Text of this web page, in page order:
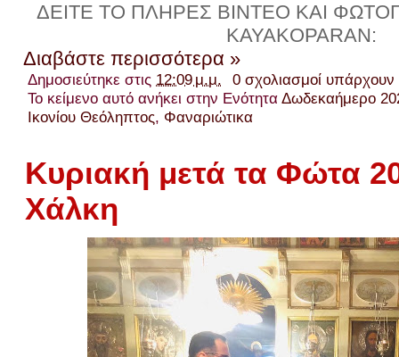
ΔΕΙΤΕ ΤΟ ΠΛΗΡΕΣ ΒΙΝΤΕΟ ΚΑΙ
KAYAKOPARAN:
Διαβάστε περισσότερα »
Δημοσιεύτηκε στις 12:09 μ.μ.
0 σχολιασμοί
Το κείμενο αυτό ανήκει στην ΕνότηταΔωδεκαήμερο
Ικονίου Θεόληπτος, Φαναριώτικα
Κυριακή μετά τα Φώτα
Χάλκη